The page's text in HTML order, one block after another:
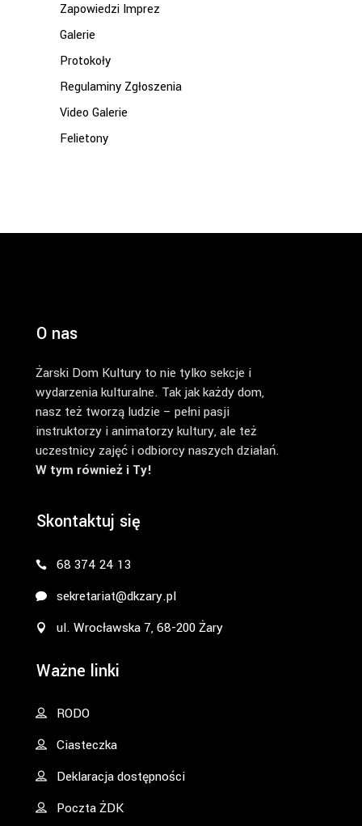
Zapowiedzi Imprez
Galerie
Protokoły
Regulaminy Zgłoszenia
Video Galerie
Felietony
O nas
Żarski Dom Kultury to nie tylko sekcje i
wydarzenia kulturalne. Tak jak każdy dom,
nasz też tworzą ludzie – pełni pasji
instruktorzy i animatorzy kultury, ale też
uczestnicy zajęć i odbiorcy naszych działań.
W tym również i Ty!
Skontaktuj się
68 374 24 13
sekretariat@dkzary.pl
ul. Wrocławska 7, 68-200 Żary
Ważne linki
RODO
Ciasteczka
Deklaracja dostępności
Poczta ŻDK